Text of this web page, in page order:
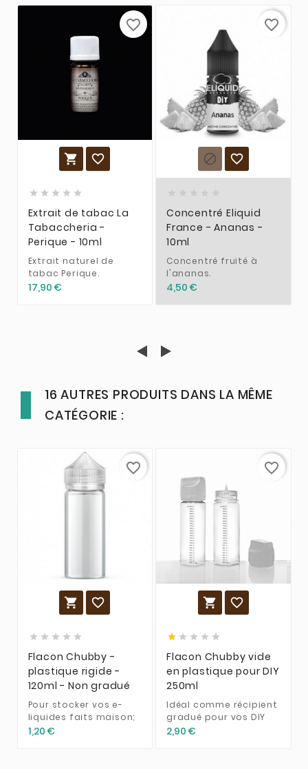
 
    
Extrait de tabac La
Tabaccheria -
Perique - 10ml
Extrait naturel de
tabac Perique.
17,90 €
favorite_border
 
Concentré Eliquid
France - Ananas -
10ml
Concentré fruité à
l'ananas.
4,50 €
favorite_border
16 AUTRES PRODUITS DANS LA MÊME
CATÉGORIE :
 
    
Flacon Chubby -
plastique rigide -
120ml - Non gradué
Pour stocker vos e-
liquides faits maison;
1,20 €
favorite_border
 
    
Flacon Chubby vide
en plastique pour DIY
250ml
Idéal comme récipient
gradué pour vos DIY
2,90 €
favorite_border